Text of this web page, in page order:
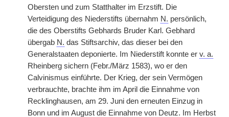
Obersten und zum Statthalter im Erzstift. Die
Verteidigung des Niederstifts übernahm N. persönlich,
die des Oberstifts Gebhards Bruder Karl. Gebhard
übergab N. das Stiftsarchiv, das dieser bei den
Generalstaaten deponierte. Im Niederstift konnte er v. a.
Rheinberg sichern (Febr./März 1583), wo er den
Calvinismus einführte. Der Krieg, der sein Vermögen
verbrauchte, brachte ihm im April die Einnahme von
Recklinghausen, am 29. Juni den erneuten Einzug in
Bonn und im August die Einnahme von Deutz. Im Herbst